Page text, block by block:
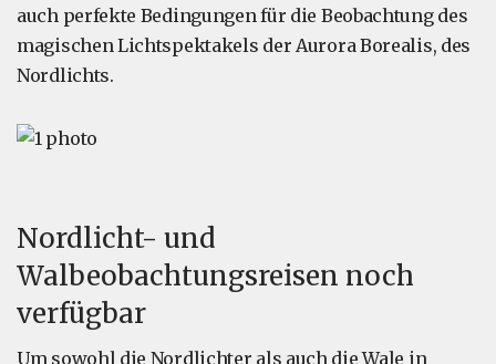
auch perfekte Bedingungen für die Beobachtung des
magischen Lichtspektakels der Aurora Borealis, des
Nordlichts.
Nordlicht- und
Walbeobachtungsreisen noch
verfügbar
Um sowohl die Nordlichter als auch die Wale in